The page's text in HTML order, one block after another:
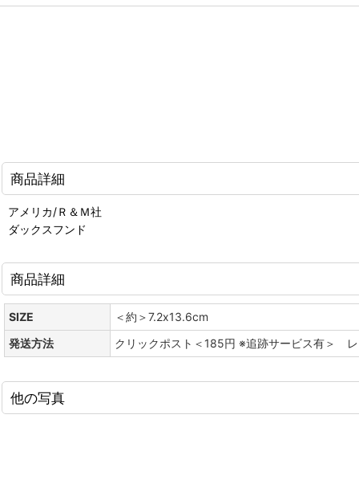
商品詳細
アメリカ/Ｒ＆Ｍ社
ダックスフンド
商品詳細
SIZE
＜約＞7.2x13.6cm
発送方法
クリックポスト＜185円 ※追跡サービス有＞
他の写真